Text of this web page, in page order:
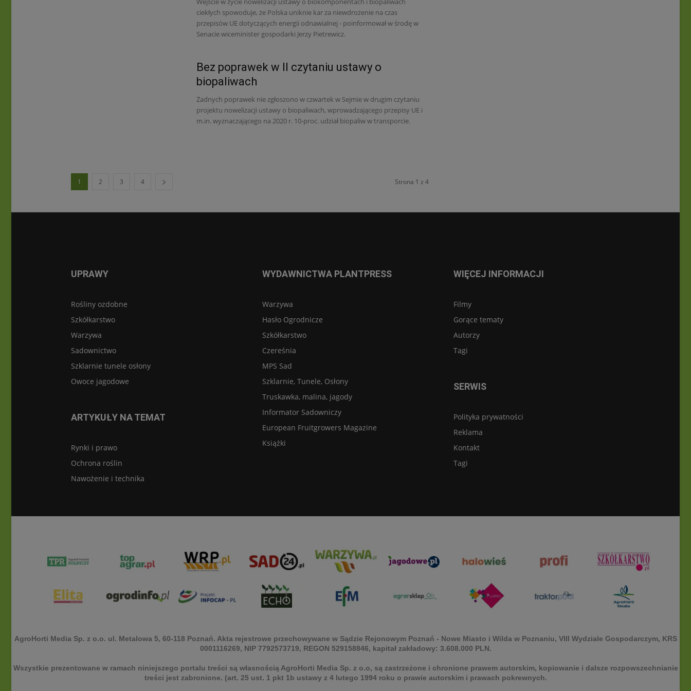
ciekłych spowoduje, że Polska uniknie kar za niewdrożenie na czas
przepisów UE dotyczących energii odnawialnej - poinformował w środę w
Senacie wiceminister gospodarki Jerzy Pietrewicz.
Bez poprawek w II czytaniu ustawy o
biopaliwach
Żadnych poprawek nie zgłoszono w czwartek w Sejmie w drugim czytaniu
projektu nowelizacji ustawy o biopaliwach, wprowadzającego przepisy UE i
m.in. wyznaczającego na 2020 r. 10-proc. udział biopaliw w transporcie.
1 2 3 4 Strona 1 z 4
UPRAWY
Rośliny ozdobne
Szkółkarstwo
Warzywa
Sadownictwo
Szklarnie tunele osłony
Owoce jagodowe
ARTYKUŁY NA TEMAT
Rynki i prawo
Ochrona roślin
Nawożenie i technika
WYDAWNICTWA PLANTPRESS
Warzywa
Hasło Ogrodnicze
Szkółkarstwo
Czereśnia
MPS Sad
Szklarnie, Tunele, Osłony
Truskawka, malina, jagody
Informator Sadowniczy
European Fruitgrowers Magazine
Książki
WIĘCEJ INFORMACJI
Filmy
Gorące tematy
Autorzy
Tagi
SERWIS
Polityka prywatności
Reklama
Kontakt
Tagi
AgroHorti Media Sp. z o.o. ul. Metalowa 5, 60-118 Poznań. Akta rejestrowe przechowywane w Sądzie Rejonowym Poznań - Nowe Miasto i Wilda w Poznaniu, VIII Wydziale Gospodarczym, KRS
0001116269, NIP 7792573719, REGON 529158846, kapitał zakładowy: 3.608.000 PLN.
Wszystkie prezentowane w ramach niniejszego portalu treści są własnością AgroHorti Media Sp. z o.o, są zastrzeżone i chronione prawem autorskim, kopiowanie i dalsze rozpowszechnianie
treści jest zabronione. (art. 25 ust. 1 pkt 1b ustawy z 4 lutego 1994 roku o prawie autorskim i prawach pokrewnych.